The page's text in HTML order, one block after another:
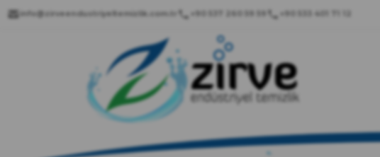
info@zirveendustriyeltemizlik.com.tr +90 537 260 59 59 +90 533 401 71 12zırve